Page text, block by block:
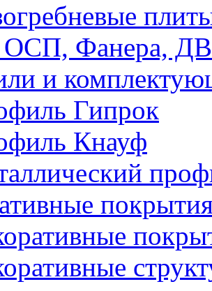
Фанера,
и
Гипрок
Кнауф